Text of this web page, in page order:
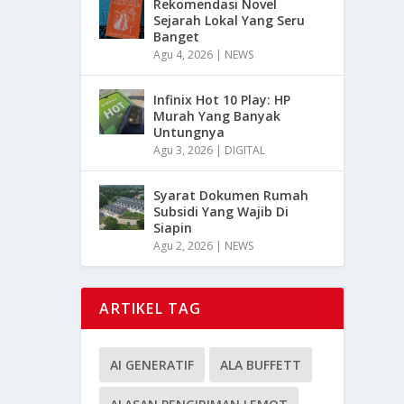
Rekomendasi Novel
Sejarah Lokal Yang Seru
Banget
Agu 4, 2026 | NEWS
Infinix Hot 10 Play: HP
Murah Yang Banyak
Untungnya
Agu 3, 2026 | DIGITAL
Syarat Dokumen Rumah
Subsidi Yang Wajib Di
Siapin
Agu 2, 2026 | NEWS
ARTIKEL TAG
AI GENERATIF ALA BUFFETT